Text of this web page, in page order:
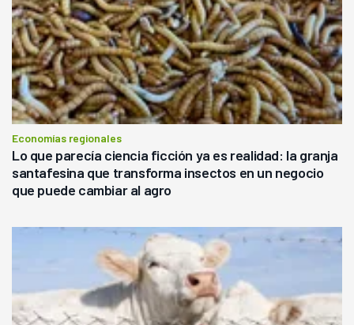
Economías regionales
Lo que parecía ciencia ficción ya es realidad: la granja
santafesina que transforma insectos en un negocio
que puede cambiar al agro